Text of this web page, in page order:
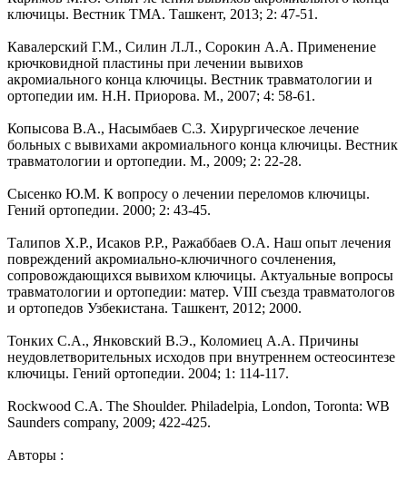
ключицы. Вестник ТМА. Ташкент, 2013; 2: 47-51.
Кавалерский Г.М., Силин Л.Л., Сорокин А.А. Применение
крючковидной пластины при лечении вывихов
акромиального конца ключицы. Вестник травматологии и
ортопедии им. Н.Н. Приорова. М., 2007; 4: 58-61.
Копысова В.А., Насымбаев С.З. Хирургическое лечение
больных с вывихами акромиального конца ключицы. Вестник
травматологии и ортопедии. М., 2009; 2: 22-28.
Сысенко Ю.М. К вопросу о лечении переломов ключицы.
Гений ортопедии. 2000; 2: 43-45.
Талипов X.P., Исаков P.P., Ражаббаев О.А. Наш опыт лечения
повреждений акромиально-ключичного сочленения,
сопровождающихся вывихом ключицы. Актуальные вопросы
травматологии и ортопедии: матер. VIII съезда травматологов
и ортопедов Узбекистана. Ташкент, 2012; 2000.
Тонких С.А., Янковский В.Э., Коломиец А.А. Причины
неудовлетворительных исходов при внутреннем остеосинтезе
ключицы. Гений ортопедии. 2004; 1: 114-117.
Rockwood C.A. The Shoulder. Philadelpia, London, Toronta: WB
Saunders company, 2009; 422-425.
Авторы :